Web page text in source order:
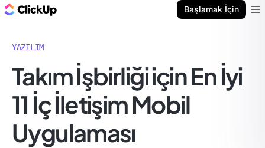
Başlamak İçin
YAZILIM
Takım İşbirliği için En İyi
11 İç İletişim Mobil
Uygulaması